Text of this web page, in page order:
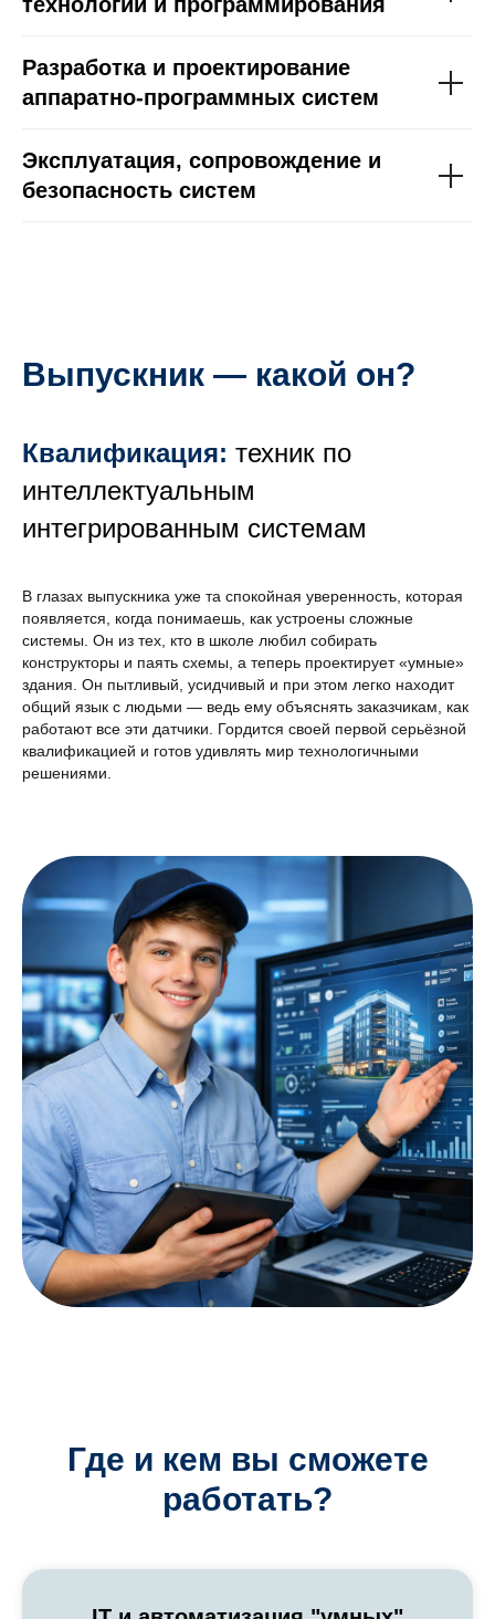
Разработка и проектирование
аппаратно-программных систем
Эксплуатация, сопровождение и
безопасность систем
Выпускник — какой он?
Квалификация: техник по
интеллектуальным
интегрированным системам
В глазах выпускника уже та спокойная уверенность, которая
появляется, когда понимаешь, как устроены сложные
системы. Он из тех, кто в школе любил собирать
конструкторы и паять схемы, а теперь проектирует «умные»
здания. Он пытливый, усидчивый и при этом легко находит
общий язык с людьми — ведь ему объяснять заказчикам, как
работают все эти датчики. Гордится своей первой серьёзной
квалификацией и готов удивлять мир технологичными
решениями.
Где и кем вы сможете
работать?